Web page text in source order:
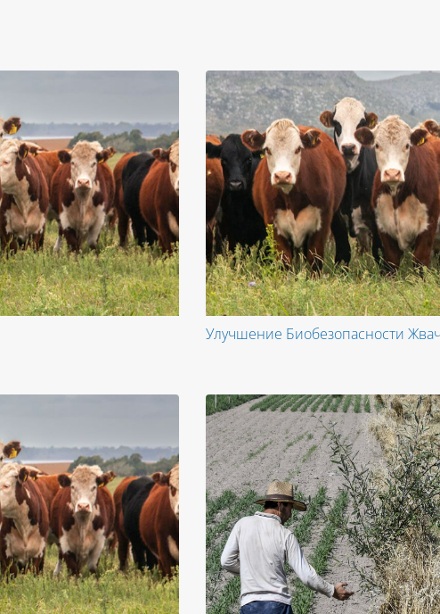
Улучшение Биобезопасности